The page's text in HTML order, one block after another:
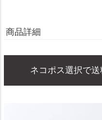
商品詳細
ネコポス選択で送